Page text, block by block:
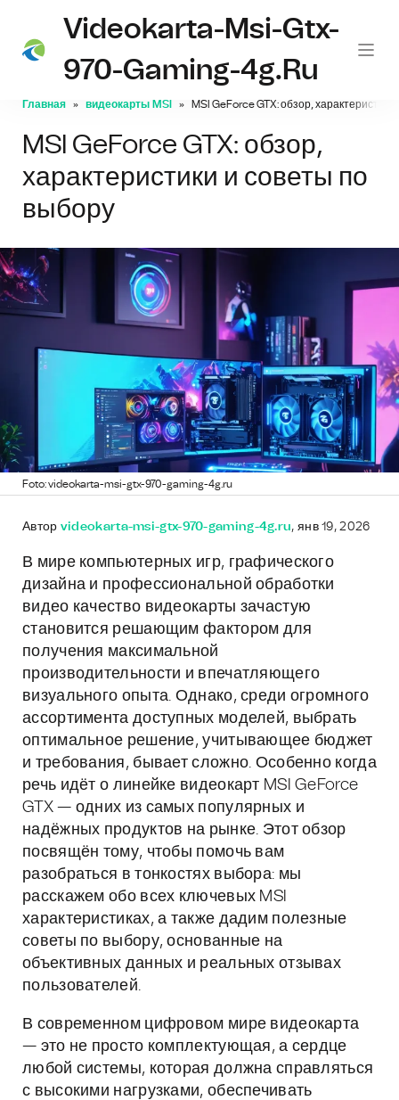
Videokarta-Msi-Gtx-
970-Gaming-4g.ru
Главная видеокарты MSI MSI GeForce GTX: обзор,
MSI GeForce GTX: обзор,
характеристики и советы по
выбору
Foto: videokarta-msi-gtx-970-gaming-4g.ru
Автор videokarta-msi-gtx-970-gaming-4g.ru, янв 19, 2026
В мире компьютерных игр, графического
дизайна и профессиональной обработки
видео качество видеокарты зачастую
становится решающим фактором для
получения максимальной
производительности и впечатляющего
визуального опыта. Однако, среди огромного
ассортимента доступных моделей, выбрать
оптимальное решение, учитывающее бюджет
и требования, бывает сложно. Особенно когда
речь идёт о линейке видеокарт MSI GeForce
GTX — одних из самых популярных и
надёжных продуктов на рынке. Этот обзор
посвящён тому, чтобы помочь вам
разобраться в тонкостях выбора: мы
расскажем обо всех ключевых MSI
характеристиках, а также дадим полезные
советы по выбору, основанные на
объективных данных и реальных отзывах
пользователей.
В современном цифровом мире видеокарта
— это не просто комплектующая, а сердце
любой системы, которая должна справляться
с высокими нагрузками, обеспечивать